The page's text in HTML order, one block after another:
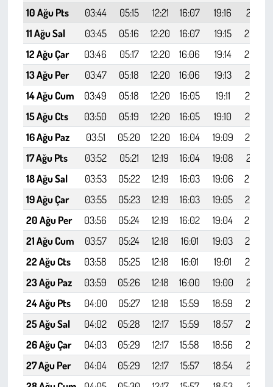
10 Ağu Pts
03:44 05:15 12:21 16:07 19:16
20:41
11 Ağu Sal
03:45 05:16 12:20 16:07 19:15
20:40
12 Ağu Çar
03:46 05:17 12:20 16:06 19:14
20:38
13 Ağu Per
03:47 05:18 12:20 16:06 19:13
20:37
14 Ağu Cum
03:49 05:18 12:20 16:05 19:11
20:35
15 Ağu Cts
03:50 05:19 12:20 16:05 19:10
20:34
16 Ağu Paz
03:51 05:20 12:20 16:04 19:09
20:32
17 Ağu Pts
03:52 05:21 12:19 16:04 19:08
20:31
18 Ağu Sal
03:53 05:22 12:19 16:03 19:06
20:29
19 Ağu Çar
03:55 05:23 12:19 16:03 19:05
20:27
20 Ağu Per
03:56 05:24 12:19 16:02 19:04
20:26
21 Ağu Cum
03:57 05:24 12:18 16:01 19:03
20:24
22 Ağu Cts
03:58 05:25 12:18 16:01 19:01
20:22
23 Ağu Paz
03:59 05:26 12:18 16:00 19:00
20:21
24 Ağu Pts
04:00 05:27 12:18 15:59 18:59
20:19
25 Ağu Sal
04:02 05:28 12:17 15:59 18:57
20:18
26 Ağu Çar
04:03 05:29 12:17 15:58 18:56
20:16
27 Ağu Per
04:04 05:29 12:17 15:57 18:54
20:14
Eğlence